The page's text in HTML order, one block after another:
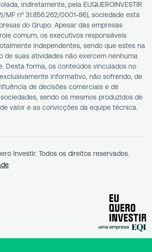
indiretamente, pela EUQUEROINVESTIR
MF nº 31.856.262/0001-86), sociedade esta
do Grupo. Apesar das empresas
comum, os executivos responsáveis
independentes, sendo que estes na
de suas atividades não exercem nenhuma
Desta forma, os conteúdos vinculados no
informativo, não sofrendo, de
de decisões comerciais e de
sendo os mesmos produzidos de
valor e as convicções da equipe técnica.
Investir. Todos os direitos reservados.